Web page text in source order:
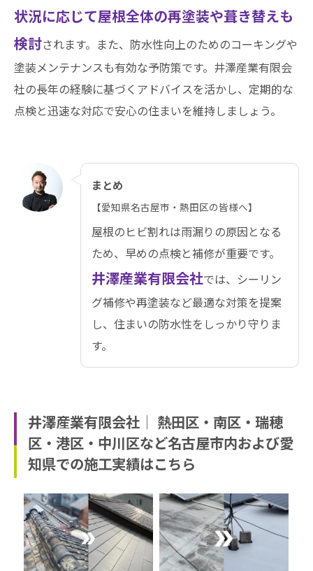
状況に応じて屋根全体の再塗装や葺き替えも
検討されます。また、防水性向上のためのコーキングや
塗装メンテナンスも有効な予防策です。井澤産業有限会
社の長年の経験に基づくアドバイスを活かし、定期的な
点検と迅速な対応で安心の住まいを維持しましょう。
まとめ
【愛知県名古屋市・熱田区の皆様へ】
屋根のヒビ割れは雨漏りの原因となる
ため、早めの点検と補修が重要です。
井澤産業有限会社では、シーリン
グ補修や再塗装など最適な対策を提案
し、住まいの防水性をしっかり守りま
す。
井澤産業有限会社│ 熱田区・南区・瑞穂
区・港区・中川区など名古屋市内および愛
知県での施工実績はこちら